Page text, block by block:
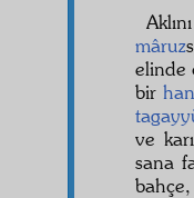
mâruz
elinde
bir
ve
sana